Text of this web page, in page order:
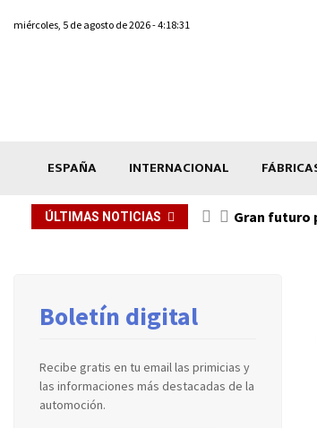
miércoles, 5 de agosto de 2026 - 4:18:31
ESPAÑA INTERNACIONAL
ÚLTIMAS NOTICIAS Gran futuro
Boletín digital
Recibe gratis en tu email las primicias y
las informaciones más destacadas de la
automoción.